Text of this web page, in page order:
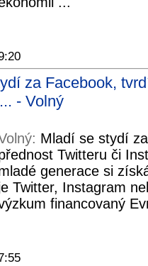
za Facebook,
- Volný
Mladí se stydí
Twitteru či
generace si
Twitter, Instagram
financovaný